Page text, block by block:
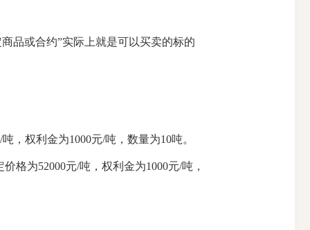
或合约”实际上就是可以买卖的标的
权利金为1000元/吨，数量为10吨。
为52000元/吨，权利金为1000元/吨，